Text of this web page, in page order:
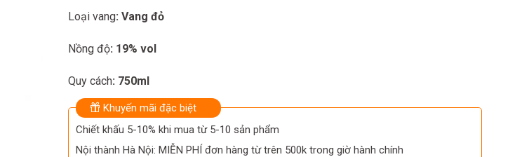
Loại vang: Vang đỏ
Nồng độ: 19% vol
Quy cách: 750ml
Khuyến mãi đặc biệt
Chiết khấu 5-10% khi mua từ 5-10 sản phẩm
Nội thành Hà Nội: MIỄN PHÍ đơn hàng từ trên 500k trong giờ hành chính